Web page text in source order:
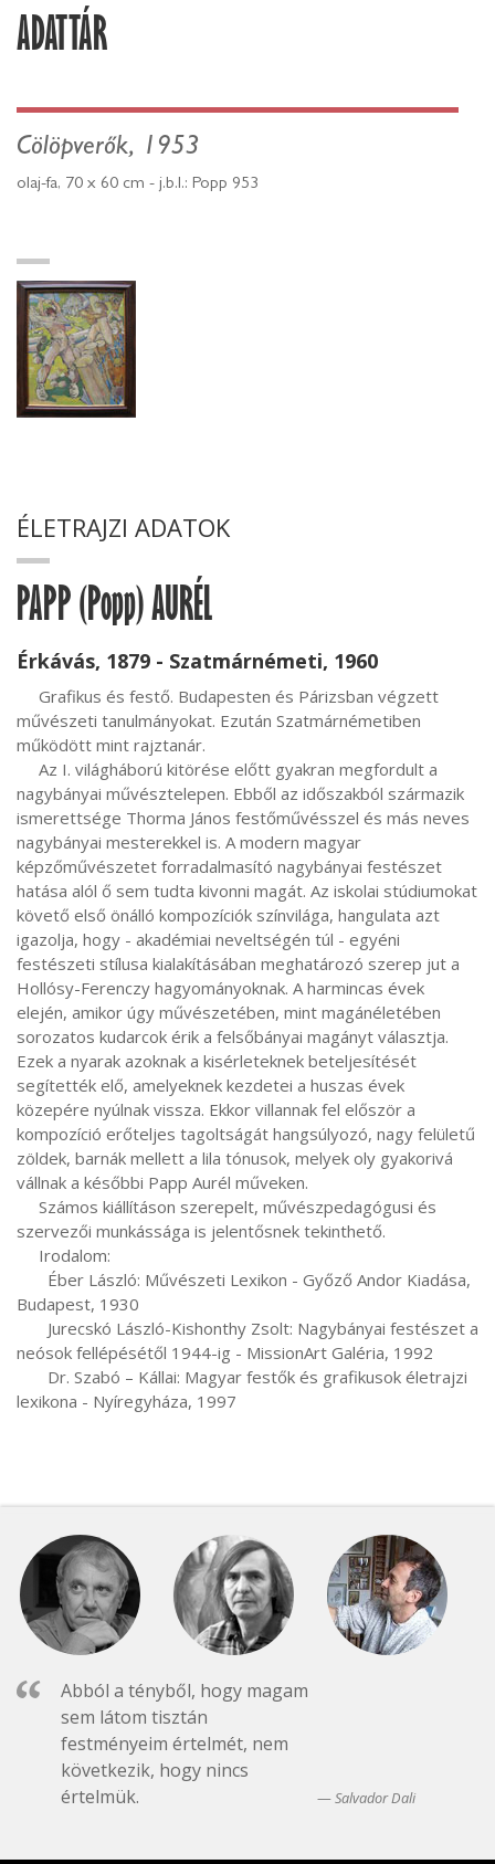
ADATTÁR
Cölöpverők, 1953
olaj-fa, 70 x 60 cm - j.b.l.: Popp 953
ÉLETRAJZI ADATOK
PAPP (Popp) AURÉL
Érkávás, 1879 - Szatmárnémeti, 1960
művészeti tanulmányokat. Ezután Szatmárnémetiben
működött mint rajztanár.
nagybányai művésztelepen. Ebből az időszakból származik
ismerettsége Thorma János festőművésszel és más neves
nagybányai mesterekkel is. A modern magyar
képzőművészetet forradalmasító nagybányai festészet
hatása alól ő sem tudta kivonni magát. Az iskolai stúdiumokat
követő első önálló kompozíciók színvilága, hangulata azt
igazolja, hogy - akadémiai neveltségén túl - egyéni
festészeti stílusa kialakításában meghatározó szerep jut a
Hollósy-Ferenczy hagyományoknak. A harmincas évek
elején, amikor úgy művészetében, mint magánéletében
sorozatos kudarcok érik a felsőbányai magányt választja.
Ezek a nyarak azoknak a kisérleteknek beteljesítését
segítették elő, amelyeknek kezdetei a huszas évek
közepére nyúlnak vissza. Ekkor villannak fel először a
kompozíció erőteljes tagoltságát hangsúlyozó, nagy felületű
zöldek, barnák mellett a lila tónusok, melyek oly gyakorivá
vállnak a későbbi Papp Aurél műveken.
szervezői munkássága is jelentősnek tekinthető.
Budapest, 1930
neósok fellépésétől 1944-ig - MissionArt Galéria, 1992
lexikona - Nyíregyháza, 1997
Abból a tényből, hogy magam
sem látom tisztán
festményeim értelmét, nem
következik, hogy nincs
értelmük.
Salvador Dali